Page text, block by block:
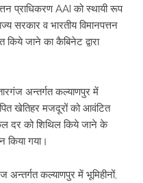
प्राधिकरण AAI को स्थायी रूप
सरकार व भारतीय विमानपत्तन
जाने का कैबिनेट द्वारा
अन्तर्गत कल्याणपुर में
खेतिहर मजदूरों को आवंटित
दर को शिथिल किये जाने के
किया गया।
कल्याणपुर में भूमिहीनों,